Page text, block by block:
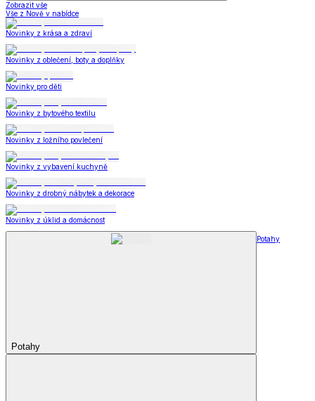
Zobrazit vše
Vše z Nově v nabídce
Novinky z krása a zdraví
Novinky z oblečení, boty a doplňky
Novinky pro děti
Novinky z bytového textilu
Novinky z ložního povlečení
Novinky z vybavení kuchyně
Novinky z drobný nábytek a dekorace
Novinky z úklid a domácnost
Potahy
Potahy